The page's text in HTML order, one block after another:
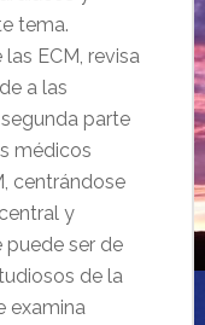
tema.
ECM, revisa
a las
parte
médicos
centrándose
y
puede ser de
de la
examina